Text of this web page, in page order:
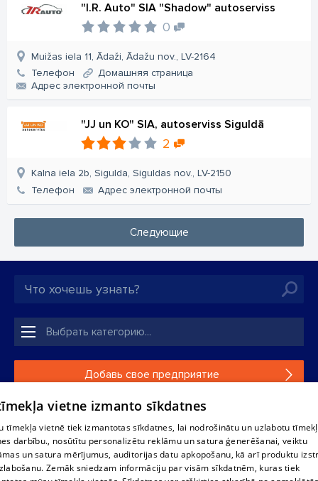
"I.R. Auto" SIA "Shadow" autoserviss
0
Muižas iela 11, Ādaži, Ādažu nov., LV-2164
Телефон
Домашняя страница
Aдрес электронной почты
"JJ un KO" SIA, autoserviss Siguldā
2
Kalna iela 2b, Sigulda, Siguldas nov., LV-2150
Телефон
Aдрес электронной почты
Следующие
Добавь свое предприятие
Если твоего предприятия нет в нашей базе данных,
Полное или частичное распространение или копирование
информации из баз данных 1188 в любой форме строго
vietne izmanto sīkdatnes
tīmekļa vietnē tiek izmantotas sīkdatnes, lai nodrošinātu un uzlabotu
darbību., nosūtītu personalizētu reklāmu un satura ģenerēšanai, veiktu
un satura mērījumus, auditorijas datu apkopošanu, kā arī produktu
Zemāk sniedzam informāciju par visām sīkdatnēm, kuras tiek